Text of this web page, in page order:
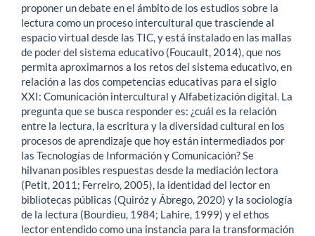
proponer un debate en el ámbito de los estudios sobre la
lectura como un proceso intercultural que trasciende al
espacio virtual desde las TIC, y está instalado en las mallas
de poder del sistema educativo (Foucault, 2014), que nos
permita aproximarnos a los retos del sistema educativo, en
relación a las dos competencias educativas para el siglo
XXI: Comunicación intercultural y Alfabetización digital. La
pregunta que se busca responder es: ¿cuál es la relación
entre la lectura, la escritura y la diversidad cultural en los
procesos de aprendizaje que hoy están intermediados por
las Tecnologías de Información y Comunicación? Se
hilvanan posibles respuestas desde la mediación lectora
(Petit, 2011; Ferreiro, 2005), la identidad del lector en
bibliotecas públicas (Quiróz y Ábrego, 2020) y la sociología
de la lectura (Bourdieu, 1984; Lahire, 1999) y el ethos
lector entendido como una instancia para la transformación